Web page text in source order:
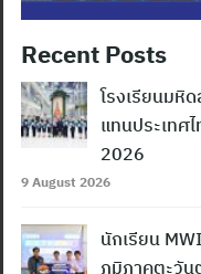
Recent Posts
โรงเรียนมหิ
แทนประเทศ
2026
9 August 2026
นักเรียน
ภูมิภาคตะวัน